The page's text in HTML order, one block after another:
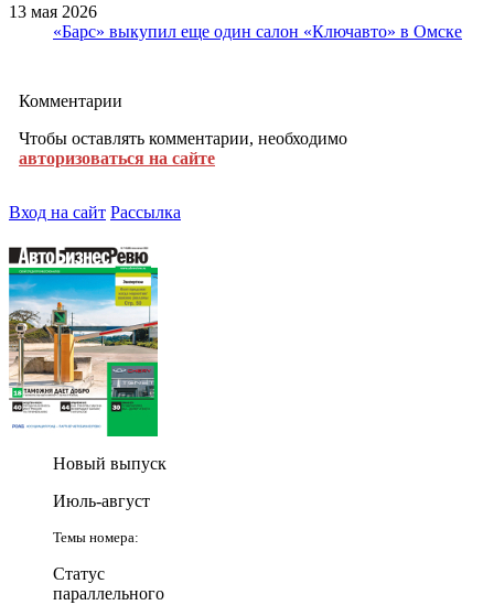
13 мая 2026
«Барс» выкупил еще один салон «Ключавто» в Омске
Комментарии
Чтобы оставлять комментарии, необходимо
авторизоваться на сайте
Вход на сайт Рассылка
Новый выпуск
Июль-август
Темы номера:
Статус
параллельного